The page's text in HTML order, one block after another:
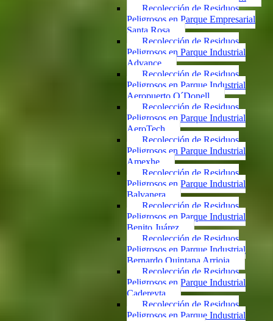
Recolección de Residuos
Peligrosos en Parque Empresarial
Santa Rosa
Recolección de Residuos
Peligrosos en Parque Industrial
Advance
Recolección de Residuos
Peligrosos en Parque Industrial
Aeropuerto O´Donell
Recolección de Residuos
Peligrosos en Parque Industrial
AeroTech
Recolección de Residuos
Peligrosos en Parque Industrial
Amexhe
Recolección de Residuos
Peligrosos en Parque Industrial
Balvanera
Recolección de Residuos
Peligrosos en Parque Industrial
Benito Juárez
Recolección de Residuos
Peligrosos en Parque Industrial
Bernardo Quintana Arrioja
Recolección de Residuos
Peligrosos en Parque Industrial
Cadereyta
Recolección de Residuos
Peligrosos en Parque Industrial